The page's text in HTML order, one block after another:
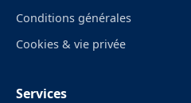
Conditions générales
Cookies & vie privée
Services